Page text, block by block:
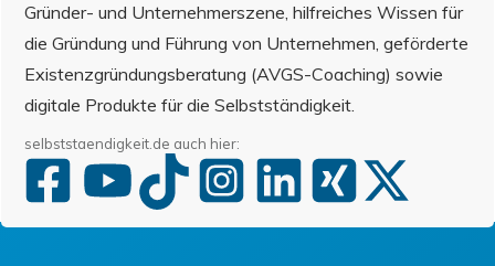
Gründer- und Unternehmerszene, hilfreiches Wissen für
die Gründung und Führung von Unternehmen, geförderte
Existenzgründungsberatung (AVGS-Coaching) sowie
digitale Produkte für die Selbstständigkeit.
selbststaendigkeit.de auch hier: